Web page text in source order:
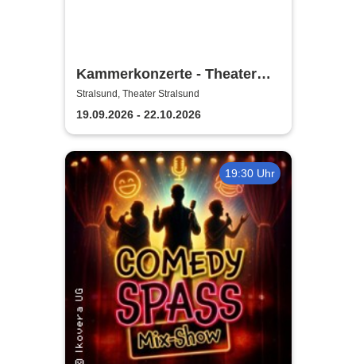
Kammerkonzerte - Theater
Vorpommern
Stralsund, Theater Stralsund
19.09.2026 - 22.10.2026
19:30 Uhr